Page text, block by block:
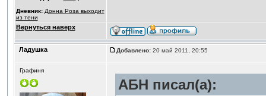
Дневник: Донна Роза выходит
из тени
Вернуться наверх
Ладушка Добавлено:20 май 2011, 20:55
Графиня
АБН писал(а):